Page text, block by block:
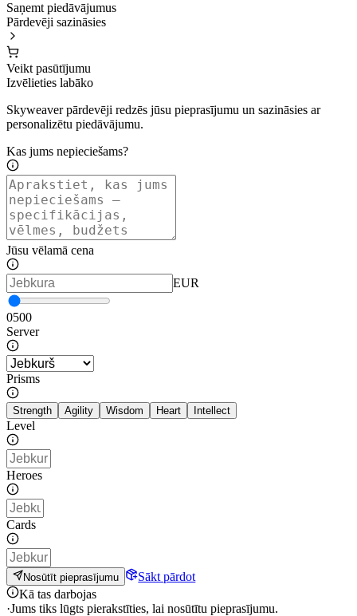
Saņemt piedāvājumus
Pārdevēji sazināsies
Veikt pasūtījumu
Izvēlieties labāko
Skyweaver pārdevēji redzēs jūsu pieprasījumu un sazināsies ar
personalizētu piedāvājumu.
Kas jums nepieciešams?
Jūsu vēlamā cena
EUR
0500
Server
Prisms
Strength Agility Wisdom Heart Intellect
Level
Heroes
Cards
Nosūtīt pieprasījumu
Sākt pārdot
Kā tas darbojas
·Jums tiks lūgts pierakstīties, lai nosūtītu pieprasījumu.